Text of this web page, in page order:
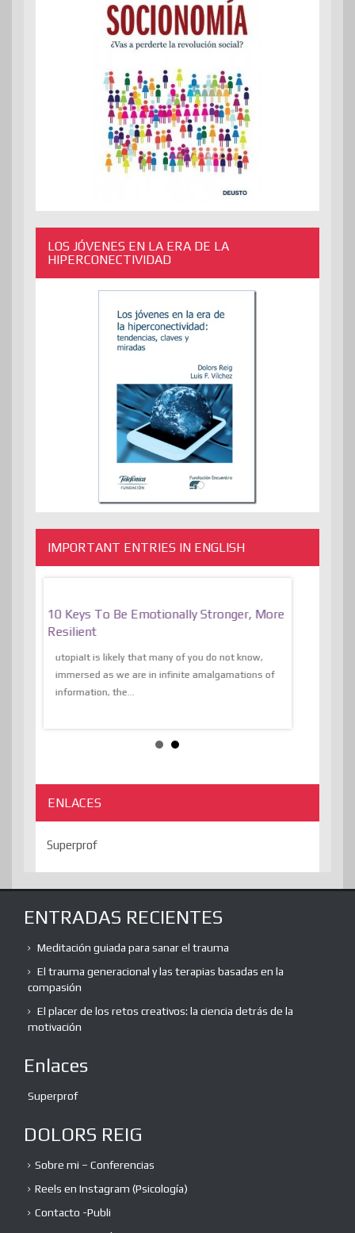
LOS JÓVENES EN LA ERA DE LA
HIPERCONECTIVIDAD
IMPORTANT ENTRIES IN ENGLISH
10 Keys To Be Emotionally Stronger, More
Resilient
utopiaIt is likely that many of you do not know,
immersed as we are in infinite amalgamations of
information, the...
ENLACES
Superprof
ENTRADAS RECIENTES
Meditación guiada para sanar el trauma
El trauma generacional y las terapias basadas en la
compasión
El placer de los retos creativos: la ciencia detrás de la
motivación
Enlaces
Superprof
DOLORS REIG
Sobre mi – Conferencias
Reels en Instagram (Psicología)
Contacto -Publi